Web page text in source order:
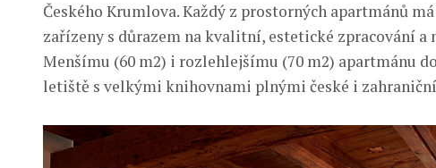
Českého Krumlova. Každý z prostorných apartmánů
zařízeny s důrazem na kvalitní, estetické zpracování a
Menšímu (60 m2) i rozlehlejšímu (70 m2) apartmánu
letiště s velkými knihovnami plnými české i